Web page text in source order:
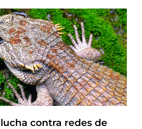
contra redes de